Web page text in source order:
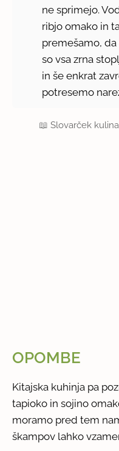
ne sprimejo.
ribjo omako in
premešamo, da
so vsa zrna
in še enkrat
potresemo
📖Slovarček
OPOMBE
Kitajska kuhinja pa
tapioko in sojino
moramo pred tem
škampov lahko